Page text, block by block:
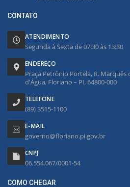
CONTATO
ATENDIMENTO
Segunda à Sexta de 07:30 às 13:30
ENDEREÇO
Praça Petrônio Portela, R. Marquês
d'Água, Floriano – PI, 64800-000
TELEFONE
(89) 3515-1100
E-MAIL
governo@floriano.pi.gov.br
CNPJ
06.554.067/0001-54
COMO CHEGAR